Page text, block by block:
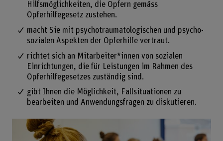
Hilfsmöglichkeiten, die Opfern gemäss
Opferhilfegesetz zustehen.
macht Sie mit psychotraumatologischen und psycho-
sozialen Aspekten der Opferhilfe vertraut.
richtet sich an Mitarbeiter*innen von sozialen
Einrichtungen, die für Leistungen im Rahmen des
Opferhilfegesetzes zuständig sind.
gibt Ihnen die Möglichkeit, Fallsituationen zu
bearbeiten und Anwendungsfragen zu diskutieren.